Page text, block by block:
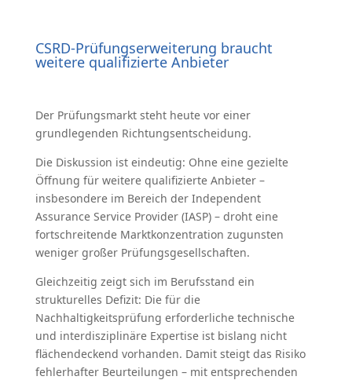
CSRD-Prüfungserweiterung braucht
weitere qualifizierte Anbieter
Der Prüfungsmarkt steht heute vor einer
grundlegenden Richtungsentscheidung.
Die Diskussion ist eindeutig: Ohne eine gezielte
Öffnung für weitere qualifizierte Anbieter –
insbesondere im Bereich der Independent
Assurance Service Provider (IASP) – droht eine
fortschreitende Marktkonzentration zugunsten
weniger großer Prüfungsgesellschaften.
Gleichzeitig zeigt sich im Berufsstand ein
strukturelles Defizit: Die für die
Nachhaltigkeitsprüfung erforderliche technische
und interdisziplinäre Expertise ist bislang nicht
flächendeckend vorhanden. Damit steigt das Risiko
fehlerhafter Beurteilungen – mit entsprechenden